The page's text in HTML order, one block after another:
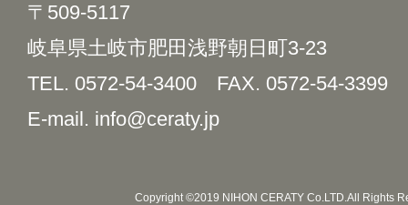
〒509-5117
岐阜県土岐市肥田浅野朝日町3-23
TEL. 0572-54-3400 FAX. 0572-54-3399
E-mail. info@ceraty.jp
Copyright ©2019 NIHON CERATY Co.LTD.All Rights